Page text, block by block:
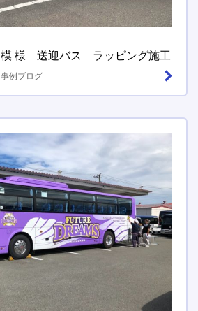
模 様 送迎バス ラッピング施工
例ブログ